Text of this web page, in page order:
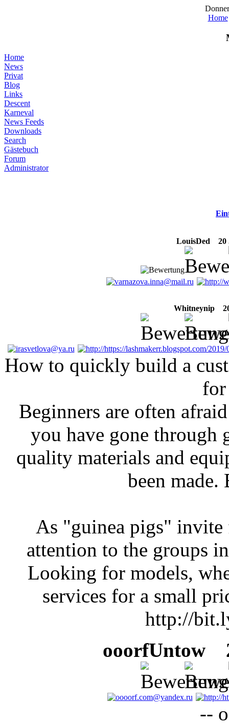
Home
Home
News
Privat
Blog
Links
Descent
Karneval
News Feeds
Downloads
Search
Gästebuch
Forum
Administrator
LouisDed 20
Whitneynip
How to quickly build a
Beginners are often
you have gone through
quality materials and
been made.
As "guinea pigs" invite
attention to the groups
Looking for models,
services for a small
http://
ooorfUntow
--